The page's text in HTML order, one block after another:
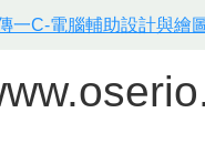
一C-電腦輔助設計與繪